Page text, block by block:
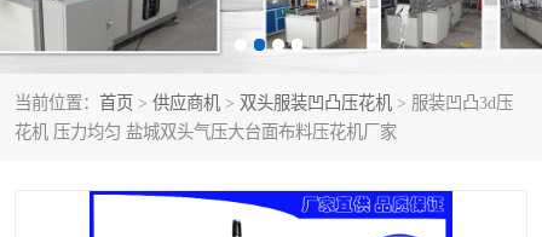
当前位置： 首页 > 供应商机 > 双头服装凹凸压花机 > 服装凹凸3d压
花机 压力均匀 盐城双头气压大台面布料压花机厂家
超声波复合压花机 凹凸压花机压标机
3040凹凸压花机 双头服装凹凸压花机
自动超声波打片成型机